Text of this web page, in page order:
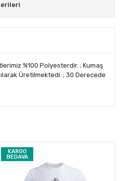
%100 Polyesterdir. ; Kumaş
Üretilmektedi. ; 30 Derecede
KARGO
BEDAVA